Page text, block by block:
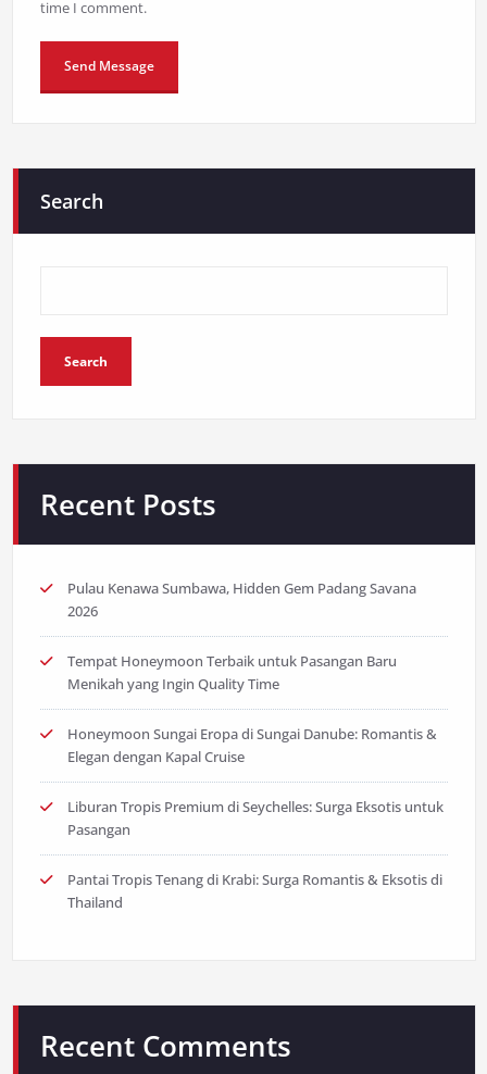
time I comment.
Search
Search
Recent Posts
Pulau Kenawa Sumbawa, Hidden Gem Padang Savana
2026
Tempat Honeymoon Terbaik untuk Pasangan Baru
Menikah yang Ingin Quality Time
Honeymoon Sungai Eropa di Sungai Danube: Romantis &
Elegan dengan Kapal Cruise
Liburan Tropis Premium di Seychelles: Surga Eksotis untuk
Pasangan
Pantai Tropis Tenang di Krabi: Surga Romantis & Eksotis di
Thailand
Recent Comments